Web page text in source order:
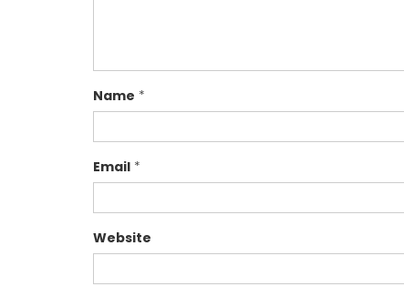
i
o
n
Name *
Email *
Website